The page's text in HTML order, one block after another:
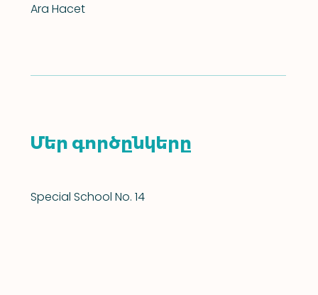
Ara Hacet
Մեր գործընկերը
Special School No. 14